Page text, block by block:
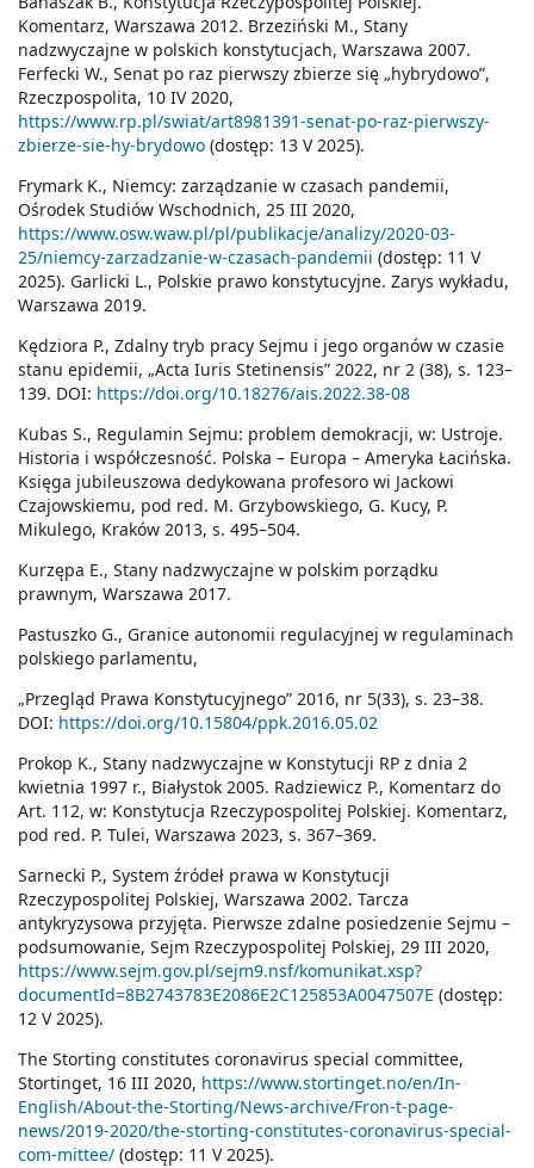
Komentarz, Warszawa 2012. Brzeziński M., Stany
nadzwyczajne w polskich konstytucjach, Warszawa 2007.
Ferfecki W., Senat po raz pierwszy zbierze się „hybrydowo”,
Rzeczpospolita, 10 IV 2020,
https://www.rp.pl/swiat/art8981391-senat-po-raz-pierwszy-
zbierze-sie-hy-brydowo (dostęp: 13 V 2025).
Frymark K., Niemcy: zarządzanie w czasach pandemii,
Ośrodek Studiów Wschodnich, 25 III 2020,
https://www.osw.waw.pl/pl/publikacje/analizy/2020-03-
25/niemcy-zarzadzanie-w-czasach-pandemii (dostęp: 11 V
2025). Garlicki L., Polskie prawo konstytucyjne. Zarys wykładu,
Warszawa 2019.
Kędziora P., Zdalny tryb pracy Sejmu i jego organów w czasie
stanu epidemii, „Acta Iuris Stetinensis” 2022, nr 2 (38), s. 123–
139. DOI: https://doi.org/10.18276/ais.2022.38-08
Kubas S., Regulamin Sejmu: problem demokracji, w: Ustroje.
Historia i współczesność. Polska – Europa – Ameryka Łacińska.
Księga jubileuszowa dedykowana profesoro­ wi Jackowi
Czajowskiemu, pod red. M. Grzybowskiego, G. Kucy, P.
Mikulego, Kraków 2013, s. 495–504.
Kurzępa E., Stany nadzwyczajne w polskim porządku
prawnym, Warszawa 2017.
Pastuszko G., Granice autonomii regulacyjnej w regulaminach
polskiego parlamentu,
„Przegląd Prawa Konstytucyjnego” 2016, nr 5(33), s. 23–38.
DOI: https://doi.org/10.15804/ppk.2016.05.02
Prokop K., Stany nadzwyczajne w Konstytucji RP z dnia 2
kwietnia 1997 r., Białystok 2005. Radziewicz P., Komentarz do
Art. 112, w: Konstytucja Rzeczypospolitej Polskiej. Komen­tarz,
pod red. P. Tulei, Warszawa 2023, s. 367–369.
Sarnecki P., System źródeł prawa w Konstytucji
Rzeczypospolitej Polskiej, Warszawa 2002. Tarcza
antykryzysowa przyjęta. Pierwsze zdalne posiedzenie Sejmu –
podsumowanie, Sejm Rzeczypospolitej Polskiej, 29 III 2020,
https://www.sejm.gov.pl/sejm9.nsf/komunikat.xsp?
documentId=8B2743783E2086E2C125853A0047507E (dostęp:
12 V 2025).
The Storting constitutes coronavirus special committee,
Stortinget, 16 III 2020, https://www.stortinget.no/en/In-
English/About-the-Storting/News-archive/Fron-t-page-
news/2019-2020/the-storting-constitutes-coronavirus-special-
com-mittee/ (dostęp: 11 V 2025).